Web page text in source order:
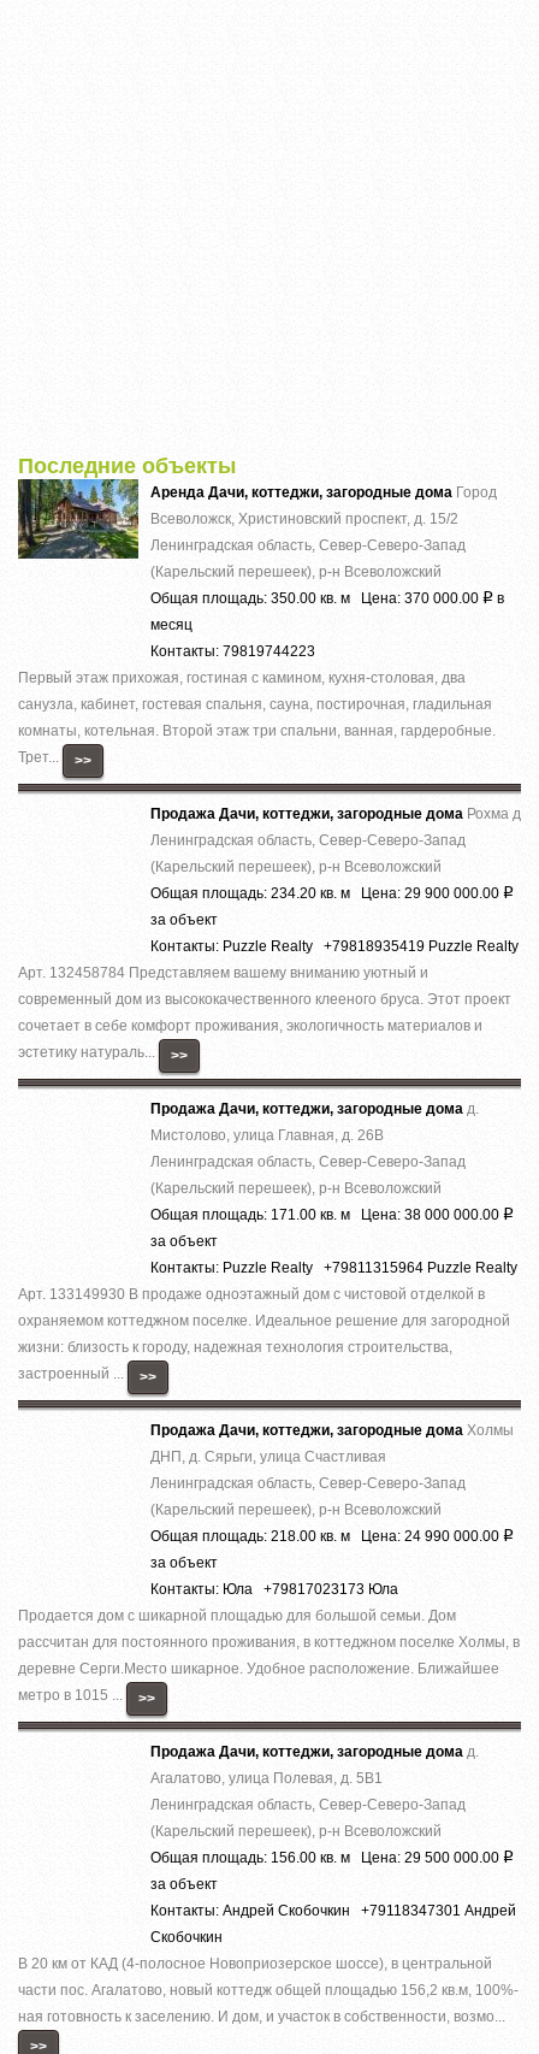
Последние объекты
Аренда Дачи, коттеджи, загородные дома Город
Всеволожск, Христиновский проспект, д. 15/2
Ленинградская область, Север-Северо-Запад
(Карельский перешеек), р-н Всеволожский
Общая площадь: 350.00 кв. м Цена: 370 000.00 Р в
месяц
Контакты: 79819744223
Первый этаж прихожая, гостиная с камином, кухня-столовая, два
санузла, кабинет, гостевая спальня, сауна, постирочная, гладильная
комнаты, котельная. Второй этаж три спальни, ванная, гардеробные.
Трет...
>>
Продажа Дачи, коттеджи, загородные дома Рохма д
Ленинградская область, Север-Северо-Запад
(Карельский перешеек), р-н Всеволожский
Общая площадь: 234.20 кв. м Цена: 29 900 000.00 Р
за объект
Контакты: Puzzle Realty +79818935419 Puzzle Realty
Арт. 132458784 Представляем вашему вниманию уютный и
современный дом из высококачественного клееного бруса. Этот проект
сочетает в себе комфорт проживания, экологичность материалов и
эстетику натураль...
>>
Продажа Дачи, коттеджи, загородные дома д.
Мистолово, улица Главная, д. 26В
Ленинградская область, Север-Северо-Запад
(Карельский перешеек), р-н Всеволожский
Общая площадь: 171.00 кв. м Цена: 38 000 000.00 Р
за объект
Контакты: Puzzle Realty +79811315964 Puzzle Realty
Арт. 133149930 В продаже одноэтажный дом с чистовой отделкой в
охраняемом коттеджном поселке. Идеальное решение для загородной
жизни: близость к городу, надежная технология строительства,
застроенный ...
>>
Продажа Дачи, коттеджи, загородные дома Холмы
ДНП, д. Сярьги, улица Счастливая
Ленинградская область, Север-Северо-Запад
(Карельский перешеек), р-н Всеволожский
Общая площадь: 218.00 кв. м Цена: 24 990 000.00 Р
за объект
Контакты: Юла +79817023173 Юла
Продается дом с шикарной площадью для большой семьи. Дом
рассчитан для постоянного проживания, в коттеджном поселке Холмы, в
деревне Серги.Место шикарное. Удобное расположение. Ближайшее
метро в 1015 ...
>>
Продажа Дачи, коттеджи, загородные дома д.
Агалатово, улица Полевая, д. 5В1
Ленинградская область, Север-Северо-Запад
(Карельский перешеек), р-н Всеволожский
Общая площадь: 156.00 кв. м Цена: 29 500 000.00 Р
за объект
Контакты: Андрей Скобочкин +79118347301 Андрей
Скобочкин
В 20 км от КАД (4-полосное Новоприозерское шоссе), в центральной
части пос. Агалатово, новый коттедж общей площадью 156,2 кв.м, 100%-
ная готовность к заселению. И дом, и участок в собственности, возмо...
>>